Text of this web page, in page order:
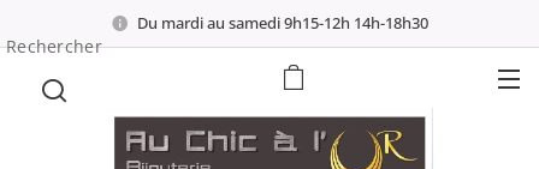
Du mardi au samedi 9h15-12h 14h-18h30
Rechercher